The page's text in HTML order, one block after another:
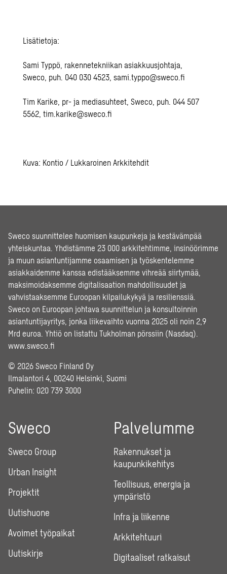
Lisätietoja:
Sami Typpö, rakennetekniikan asiakkuusjohtaja,
Sweco, puh. 040 030 4523,sami.typpo@sweco.fi
Tim Karike, pr- ja mediasuhteet, Sweco, puh. 044 507
5562,tim.karike@sweco.fi
Kuva: Kontio / Lukkaroinen Arkkitehdit
Sweco suunnittelee huomisen kaupunkeja ja kestävämpää
yhteiskuntaa. Yhdistämme 23 000 arkkitehtimme, insinöörimme
ja muun asiantuntijamme osaamisen ja työskentelemme
asiakkaidemme kanssa edistääksemme vihreää siirtymää,
maksimoidaksemme digitalisaation mahdollisuudet ja
vahvistaaksemme Euroopan kilpailukykyä ja resilienssiä.
Sweco on Euroopan johtava suunnittelun ja konsultoinnin
asiantuntijayritys, jonka liikevaihto vuonna 2025 oli noin 2,9
Mrd euroa. Yhtiö on listattu Tukholman pörssiin (Nasdaq).
www.sweco.fi
© 2026 Sweco Finland Oy
Ilmalantori 4, 00240 Helsinki, Suomi
Puhelin: 020 739 3000
Sweco
Sweco Group
Urban Insight
Projektit
Uutishuone
Avoimet työpaikat
Uutiskirje
Palvelumme
Rakennukset ja
kaupunkikehitys
Teollisuus, energia ja
ympäristö
Infra ja liikenne
Arkkitehtuuri
Digitaaliset ratkaisut